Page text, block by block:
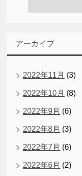
アーカイブ
2022年11月 (3)
2022年10月 (8)
2022年9月 (6)
2022年8月 (3)
2022年7月 (6)
2022年6月 (2)